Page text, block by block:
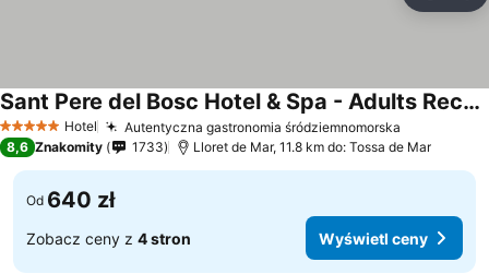
5 KategoriaHotel Autentyczna gastronomia śródziemnomorska
Sant Pere del Bosc Hotel & Spa - Adults Recommended
8,6 Znakomity 1733 Lloret de Mar, 11.8 km do: Tossa de Mar
Od 640 zł
Zobacz ceny z 4 stron Wyświetl ceny